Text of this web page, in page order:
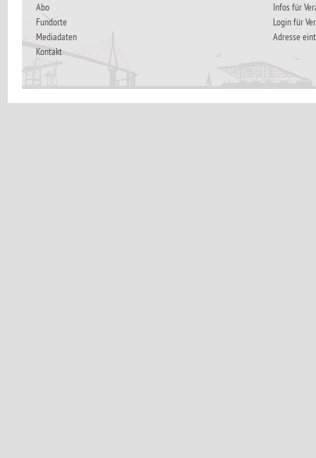
Abo
Fundorte
Mediadaten
Kontakt
Infos für
Login für
Adresse